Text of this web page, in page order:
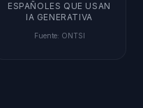
ESPAÑOLES QUE USAN
IA GENERATIVA
Fuente: ONTSI